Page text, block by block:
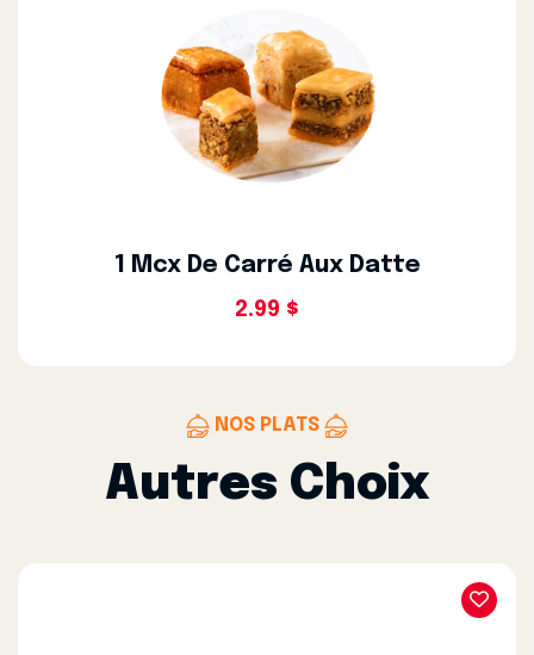
1 Mcx De Carré Aux Datte
2.99 $
NOS PLATS
Autres Choix